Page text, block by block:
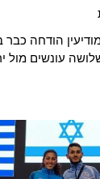
הודחה
עונשים מול